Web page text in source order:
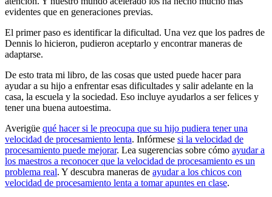
evidentes que en generaciones previas.
El primer paso es identificar la dificultad. Una vez que los padres de
Dennis lo hicieron, pudieron aceptarlo y encontrar maneras de
adaptarse.
De esto trata mi libro, de las cosas que usted puede hacer para
ayudar a su hijo a enfrentar esas dificultades y salir adelante en la
casa, la escuela y la sociedad. Eso incluye ayudarlos a ser felices y
tener una buena autoestima.
Averigüe qué hacer si le preocupa que su hijo pudiera tener una
velocidad de procesamiento lenta. Infórmese si la velocidad de
procesamiento puede mejorar. Lea sugerencias sobre cómo ayudar a
los maestros a reconocer que la velocidad de procesamiento es un
problema real. Y descubra maneras de ayudar a los chicos con
velocidad de procesamiento lenta a tomar apuntes en clase.